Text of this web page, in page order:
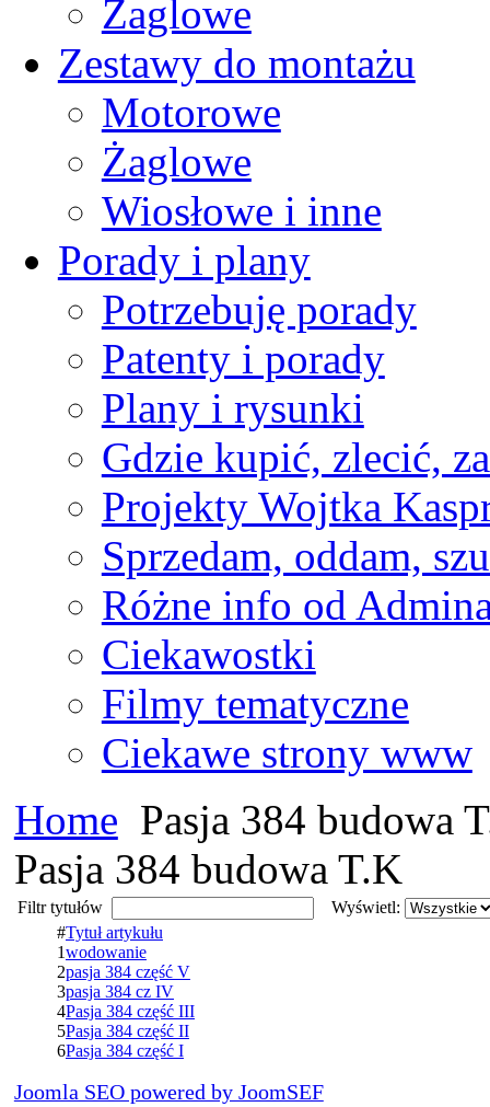
Żaglowe
Zestawy do montażu
Motorowe
Żaglowe
Wiosłowe i inne
Porady i plany
Potrzebuję porady
Patenty i porady
Plany i rysunki
Gdzie kupić, zlecić,
Projekty Wojtka
Sprzedam, oddam,
Różne info od
Ciekawostki
Filmy tematyczne
Ciekawe strony www
Home Pasja 384 budowa
Pasja 384 budowa T.K
Filtr tytułów
Wyświetl:
#Tytuł artykułu
1wodowanie
2pasja 384 część V
3pasja 384 cz IV
4Pasja 384 część III
5Pasja 384 część II
6Pasja 384 część I
Joomla SEO powered by JoomSEF